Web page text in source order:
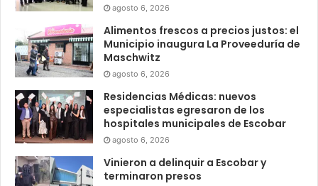
agosto 6, 2026
Alimentos frescos a precios justos: el
Municipio inaugura La Proveeduría de
Maschwitz
agosto 6, 2026
Residencias Médicas: nuevos
especialistas egresaron de los
hospitales municipales de Escobar
agosto 6, 2026
Vinieron a delinquir a Escobar y
terminaron presos